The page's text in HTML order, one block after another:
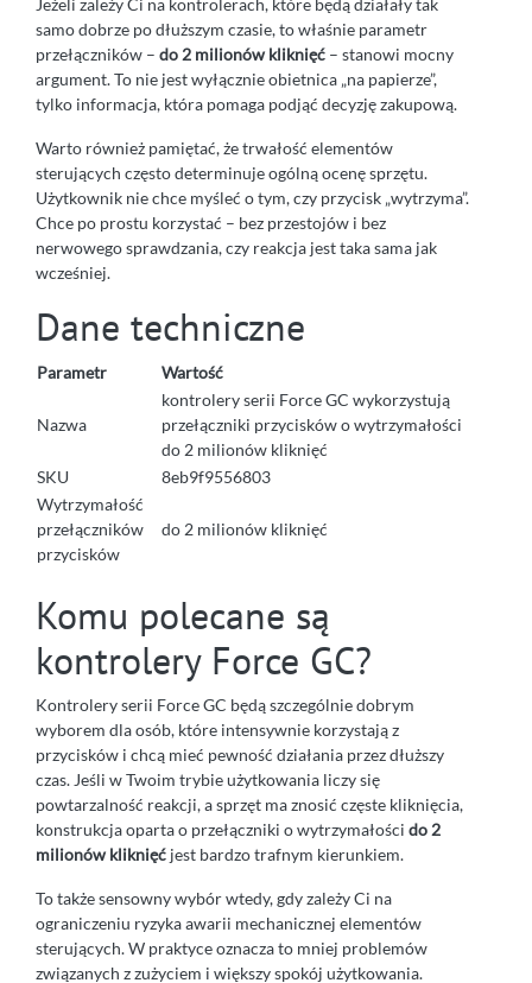
Jeżeli zależy Ci na kontrolerach, które będą działały tak
samo dobrze po dłuższym czasie, to właśnie parametr
przełączników – do 2 milionów kliknięć – stanowi mocny
argument. To nie jest wyłącznie obietnica „na papierze”,
tylko informacja, która pomaga podjąć decyzję zakupową.
Warto również pamiętać, że trwałość elementów
sterujących często determinuje ogólną ocenę sprzętu.
Użytkownik nie chce myśleć o tym, czy przycisk „wytrzyma”.
Chce po prostu korzystać – bez przestojów i bez
nerwowego sprawdzania, czy reakcja jest taka sama jak
wcześniej.
Dane techniczne
Parametr Wartość
Nazwa
kontrolery serii Force GC wykorzystują
przełączniki przycisków o wytrzymałości
do 2 milionów kliknięć
SKU
8eb9f9556803
Wytrzymałość
przełączników
przycisków
do 2 milionów kliknięć
Komu polecane są
kontrolery Force GC?
Kontrolery serii Force GC będą szczególnie dobrym
wyborem dla osób, które intensywnie korzystają z
przycisków i chcą mieć pewność działania przez dłuższy
czas. Jeśli w Twoim trybie użytkowania liczy się
powtarzalność reakcji, a sprzęt ma znosić częste kliknięcia,
konstrukcja oparta o przełączniki o wytrzymałości do 2
milionów kliknięć jest bardzo trafnym kierunkiem.
To także sensowny wybór wtedy, gdy zależy Ci na
ograniczeniu ryzyka awarii mechanicznej elementów
sterujących. W praktyce oznacza to mniej problemów
związanych z zużyciem i większy spokój użytkowania.